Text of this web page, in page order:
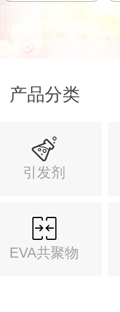
产品分类
引发剂
EVA共聚物